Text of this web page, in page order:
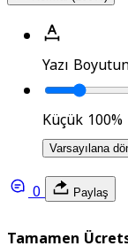
Yazı
Küçük 100%
Varsayılana
0 Paylaş
Tamamen